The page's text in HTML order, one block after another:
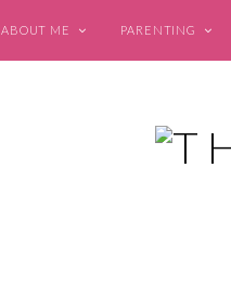
ABOUT ME PARENTING